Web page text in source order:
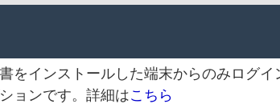
をインストールした端末からのみログ
ョンです。詳細はこちら